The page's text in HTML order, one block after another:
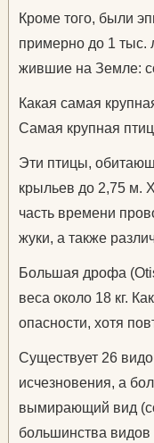
Кроме того, были
примерно до 1 тыс.
жившие на Земле:
Какая самая
Самая крупная
Эти птицы,
крыльев до 2,75 м.
часть времени
жуки, а также
Большая дрофа
веса около 18 кг.
опасности, хотя
Существует 26
исчезновения, а
вымирающий вид
большинства